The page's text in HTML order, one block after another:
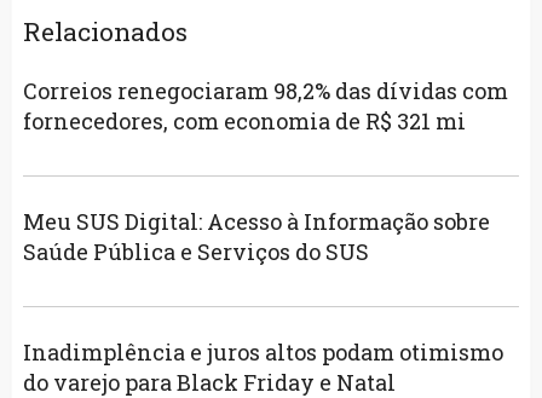
Relacionados
Correios renegociaram 98,2% das dívidas com
fornecedores, com economia de R$ 321 mi
Meu SUS Digital: Acesso à Informação sobre
Saúde Pública e Serviços do SUS
Inadimplência e juros altos podam otimismo
do varejo para Black Friday e Natal